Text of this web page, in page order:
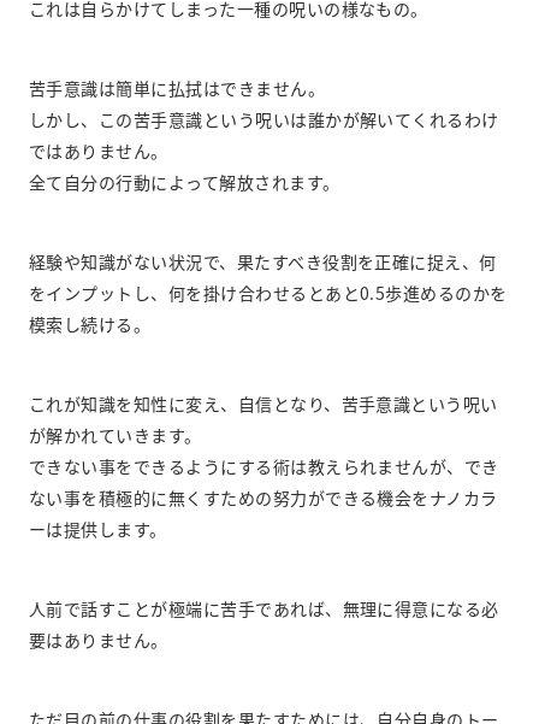
これは自らかけてしまった一種の呪いの様なもの。
苦手意識は簡単に払拭はできません。
しかし、この苦手意識という呪いは誰かが解いてくれるわけ
ではありません。
全て自分の行動によって解放されます。
経験や知識がない状況で、果たすべき役割を正確に捉え、何
をインプットし、何を掛け合わせるとあと0.5歩進めるのかを
模索し続ける。
これが知識を知性に変え、自信となり、苦手意識という呪い
が解かれていきます。
できない事をできるようにする術は教えられませんが、でき
ない事を積極的に無くすための努力ができる機会をナノカラ
ーは提供します。
人前で話すことが極端に苦手であれば、無理に得意になる必
要はありません。
ただ目の前の仕事の役割を果たすためには、自分自身のトー